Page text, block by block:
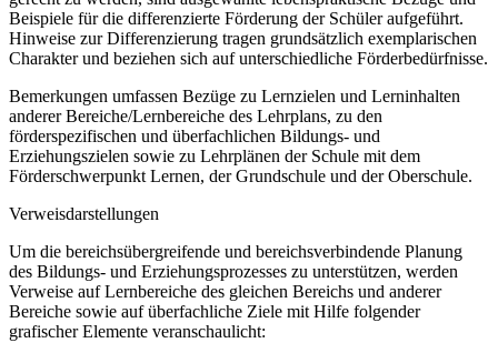
Beispiele für die differenzierte Förderung der Schüler aufgeführt.
Hinweise zur Differenzierung tragen grundsätzlich exemplarischen
Charakter und beziehen sich auf unterschiedliche Förderbedürfnisse.
Bemerkungen umfassen Bezüge zu Lernzielen und Lerninhalten
anderer Bereiche/Lernbereiche des Lehrplans, zu den
förderspezifischen und überfachlichen Bildungs- und
Erziehungszielen sowie zu Lehrplänen der Schule mit dem
Förderschwerpunkt Lernen, der Grundschule und der Oberschule.
Verweisdarstellungen
Um die bereichsübergreifende und bereichsverbindende Planung
des Bildungs- und Erziehungsprozesses zu unterstützen, werden
Verweise auf Lernbereiche des gleichen Bereichs und anderer
Bereiche sowie auf überfachliche Ziele mit Hilfe folgender
grafischer Elemente veranschaulicht: